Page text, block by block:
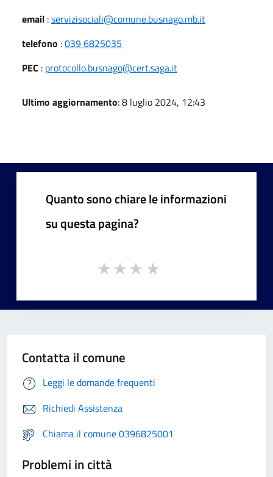
email :servizisociali@comune.busnago.mb.it
telefono :039 6825035
PEC : protocollo.busnago@cert.saga.it
Ultimo aggiornamento: 8 luglio 2024, 12:43
Quanto sono chiare le informazioni
su questa pagina?
Contatta il comune
Leggi le domande frequenti
Richiedi Assistenza
Chiama il comune 0396825001
Problemi in città